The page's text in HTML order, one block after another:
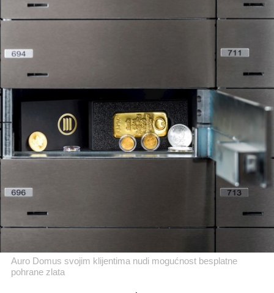
Auro Domus svojim klijentima nudi mogućnost besplatne
pohrane zlata